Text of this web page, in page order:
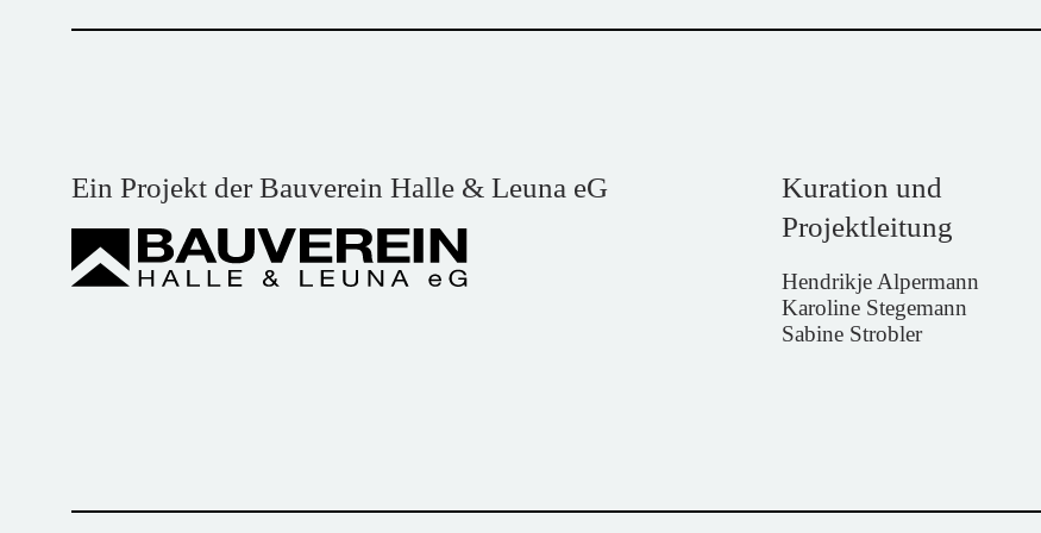
Ein Projekt der Bauverein Halle & Leuna eG
Kuration und
Projektleitung
Hendrikje Alpermann
Karoline Stegemann
Sabine Strobler